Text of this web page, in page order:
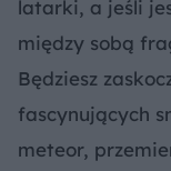
latarki, a jeśli
między sobą
Będziesz
fascynujących
meteor,